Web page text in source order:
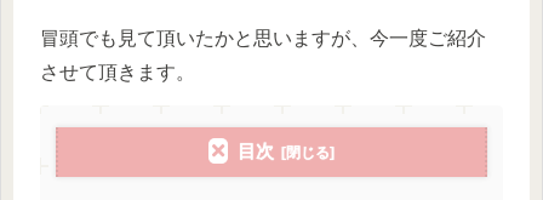
冒頭でも見て頂いたかと思いますが、今一度ご紹介
させて頂きます。
目次